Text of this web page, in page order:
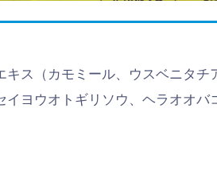
キス（カモミール、ウスベニタチ
イヨウオトギリソウ、ヘラオオバ